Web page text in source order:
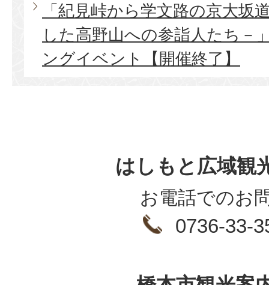
「紀見峠から学文路の京大坂
した高野山への参詣人たち－
ングイベント【開催終了】
はしもと広域観
お電話でのお
0736-33-